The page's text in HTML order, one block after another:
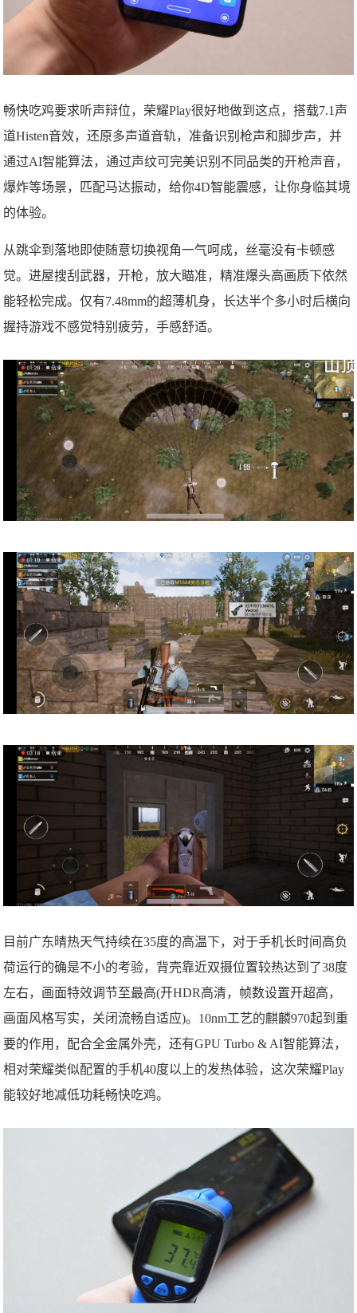
畅快吃鸡要求听声辩位，荣耀Play很好地做到这点，搭载7.1声
道Histen音效，还原多声道音轨，准备识别枪声和脚步声，并
通过AI智能算法，通过声纹可完美识别不同品类的开枪声音，
爆炸等场景，匹配马达振动，给你4D智能震感，让你身临其境
的体验。
从跳伞到落地即使随意切换视角一气呵成，丝毫没有卡顿感
觉。进屋搜刮武器，开枪，放大瞄准，精准爆头高画质下依然
能轻松完成。仅有7.48mm的超薄机身，长达半个多小时后横向
握持游戏不感觉特别疲劳，手感舒适。
目前广东晴热天气持续在35度的高温下，对于手机长时间高负
荷运行的确是不小的考验，背壳靠近双摄位置较热达到了38度
左右，画面特效调节至最高(开HDR高清，帧数设置开超高，
画面风格写实，关闭流畅自适应)。10nm工艺的麒麟970起到重
要的作用，配合全金属外壳，还有GPU Turbo & AI智能算法，
相对荣耀类似配置的手机40度以上的发热体验，这次荣耀Play
能较好地减低功耗畅快吃鸡。